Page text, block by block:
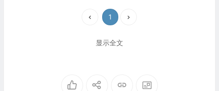
1
显示全文